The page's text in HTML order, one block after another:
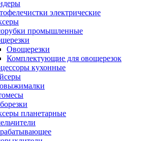
электрические
промышленные
Овощерезки
Комплектующие для овощерезок
кухонные
планетарные